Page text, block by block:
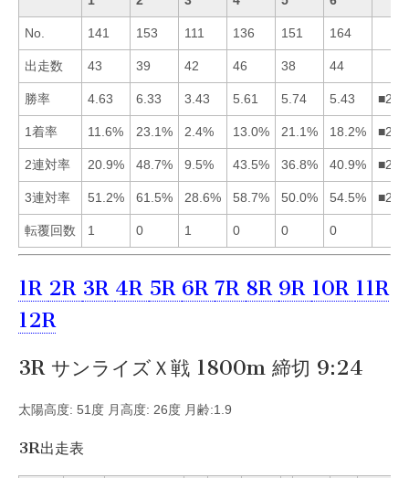
No. 141 153 111 136 151 164
出走数 43 39 42 46 38 44
勝率 4.63 6.33 3.43 5.61 5.74 5.43
1着率 11.6% 23.1% 2.4% 13.0% 21.1% 18.2%
2連対率 20.9% 48.7% 9.5% 43.5% 36.8% 40.9%
3連対率 51.2% 61.5% 28.6% 58.7% 50.0% 54.5%
転覆回数 1 0 1 0 0 0
1R 2R 3R 4R 5R 6R 7R 8R 9R 10R 11R
12R
3R サンライズＸ戦 1800m 締切 9:24
太陽高度: 51度 月高度: 26度 月齢:1.9
3R出走表